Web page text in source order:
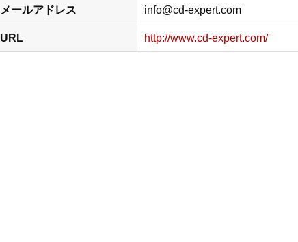
メールアドレス info@cd-expert.com
URL http://www.cd-expert.com/